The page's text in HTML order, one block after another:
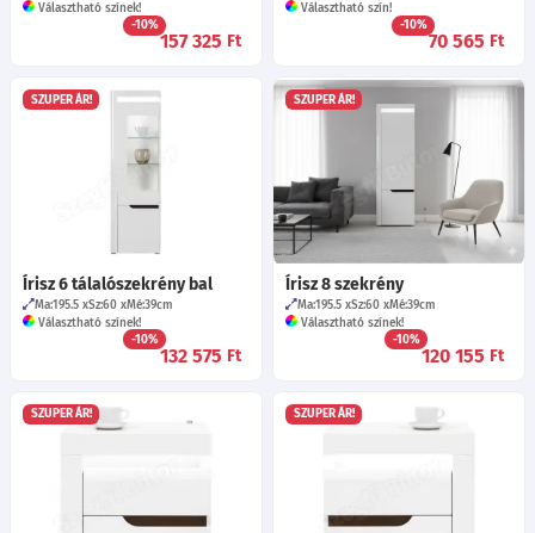
Választható színek!
-10%
157 325 Ft
Választható szín!
-10%
70 565 Ft
SZUPER ÁR!
Írisz 6 tálalószekrény bal
Ma:195.5 Sz:60 Mé:39cm
Választható színek!
-10%
132 575 Ft
SZUPER ÁR!
Írisz 8 szekrény
Ma:195.5 Sz:60 Mé:39cm
Választható színek!
-10%
120 155 Ft
SZUPER ÁR! SZUPER ÁR!